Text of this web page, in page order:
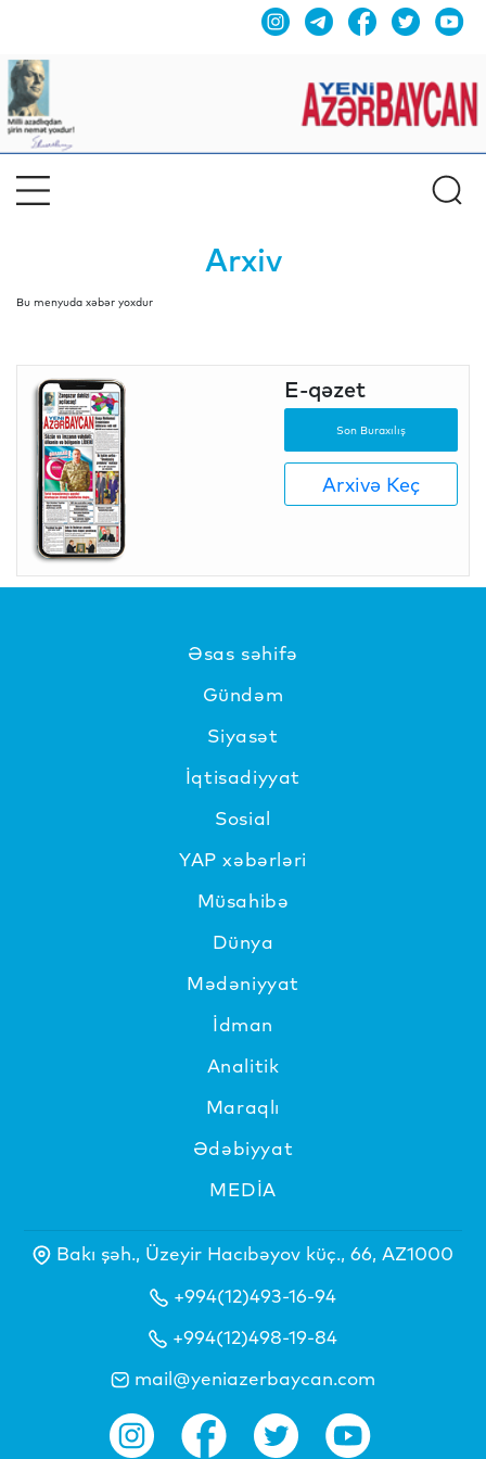
Arxiv
Bu menyuda xəbər yoxdur
E-qəzet
Son Buraxılış
Arxivə Keç
Əsas səhifə
Gündəm
Siyasət
İqtisadiyyat
Sosial
YAP xəbərləri
Müsahibə
Dünya
Mədəniyyat
İdman
Analitik
Maraqlı
Ədəbiyyat
MEDİA
Bakı şəh., Üzeyir Hacıbəyov küç., 66, AZ1000
+994(12)493-16-94
+994(12)498-19-84
mail@yeniazerbaycan.com